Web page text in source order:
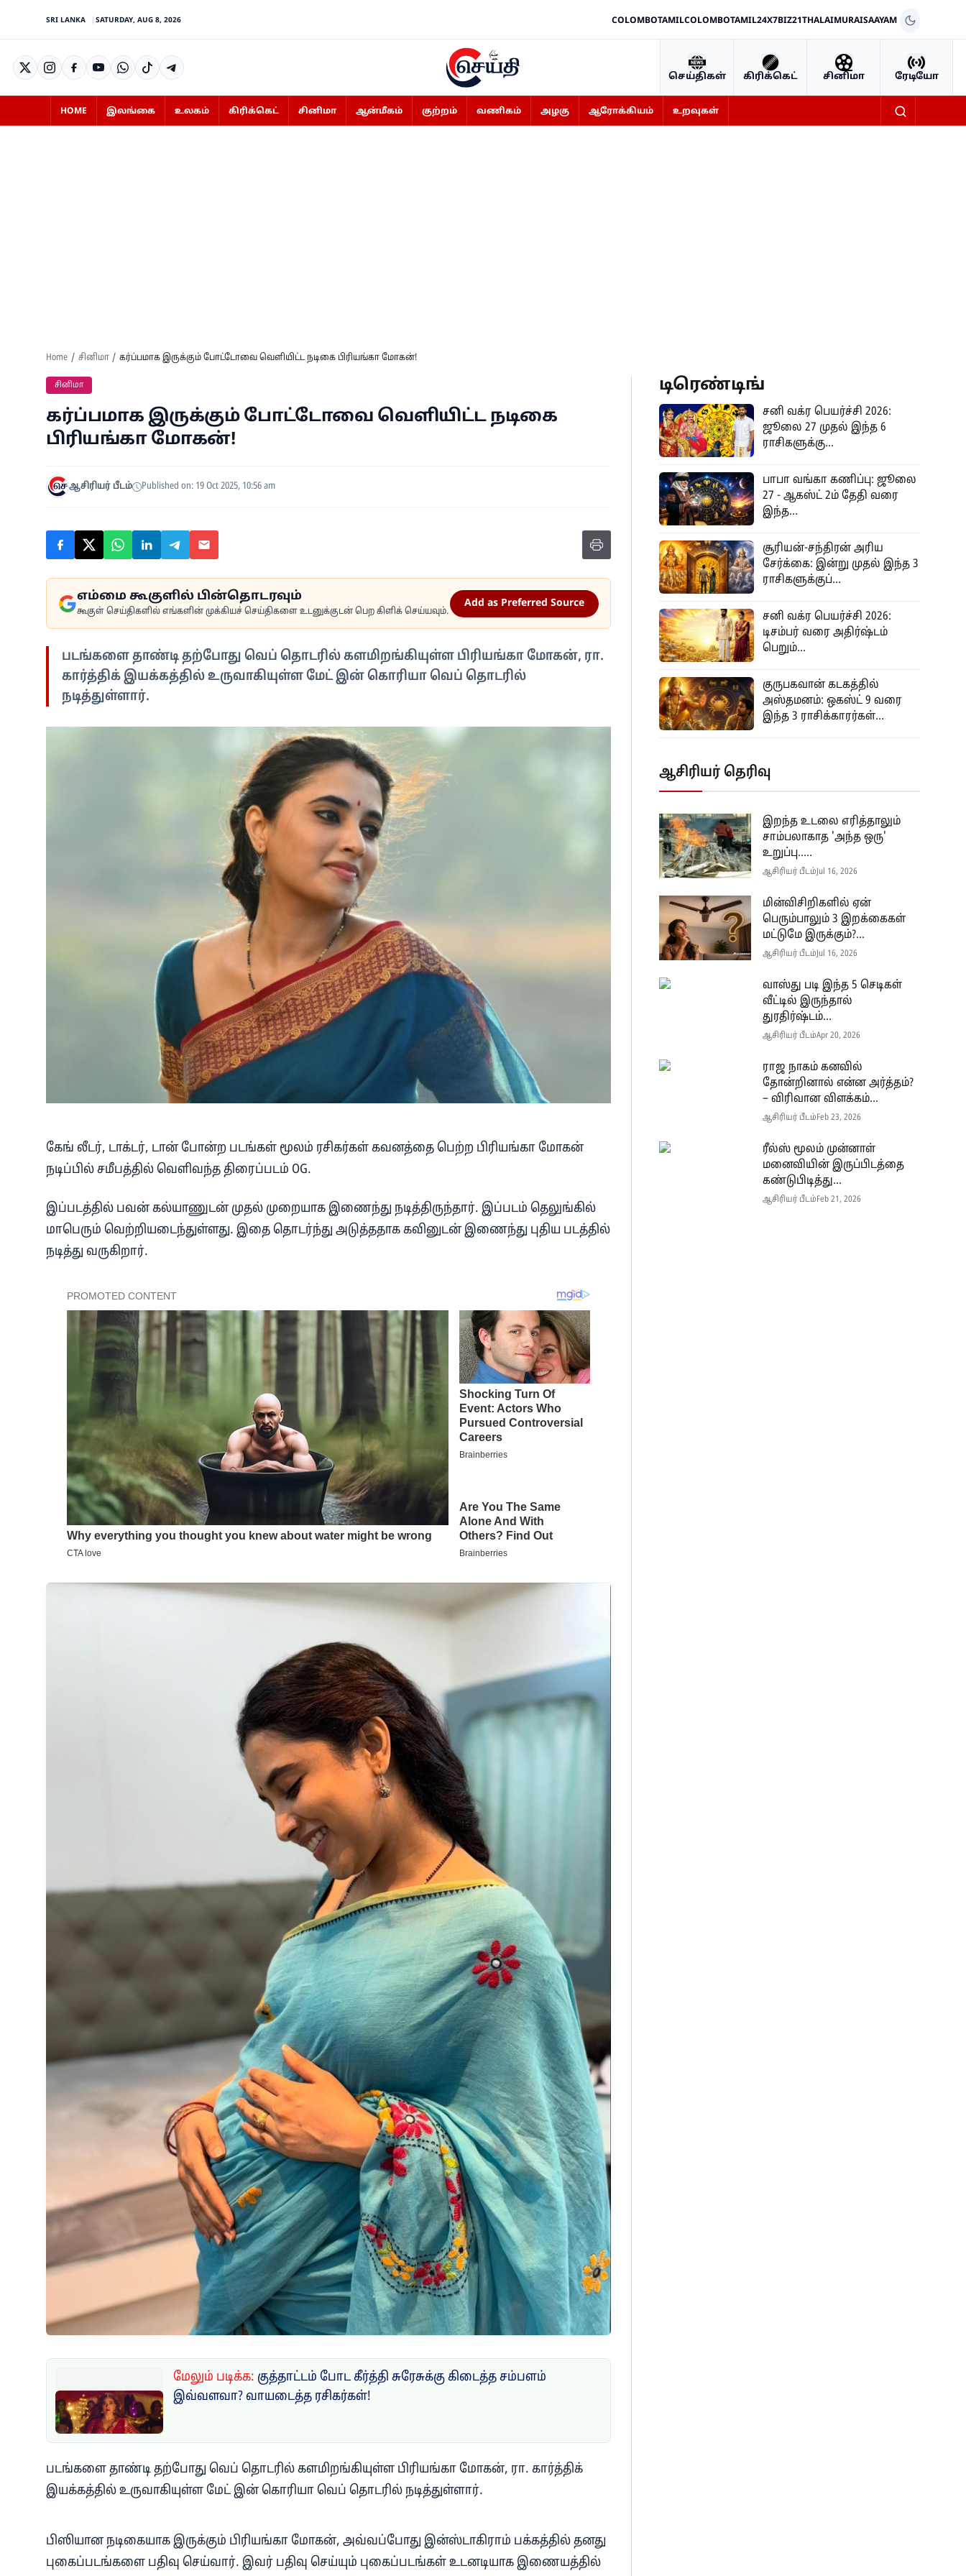
SRI LANKA SATURDAY, AUG 8, 2026 COLOMBOTAMILCOLOMBOTAMIL24X7BIZ21THALAIMURAISAAYAM
செய்திகள் கிரிக்கெட் சினிமா ரேடியோ
HOME இலங்கை உலகம் கிரிக்கெட் சினிமா ஆன்மீகம் குற்றம் வணிகம் அழகு ஆரோக்கியம் உறவுகள்
Home சினிமா கர்ப்பமாக இருக்கும் போட்டோவை வெளியிட்ட நடிகை பிரியங்கா மோகன்!
சினிமா
கர்ப்பமாக இருக்கும் போட்டோவை வெளியிட்ட நடிகை
பிரியங்கா மோகன்!
ஆசிரியர் பீடம் Published on: 19 Oct 2025, 10:56 am
எம்மை கூகுளில் பின்தொடரவும்
கூகுள் செய்திகளில் எங்களின் முக்கியச் செய்திகளை உடனுக்குடன் பெற கிளிக் செய்யவும்.
Add as Preferred Source
படங்களை தாண்டி தற்போது வெப் தொடரில் களமிறங்கியுள்ள பிரியங்கா மோகன், ரா.
கார்த்திக் இயக்கத்தில் உருவாகியுள்ள மேட் இன் கொரியா வெப் தொடரில்
நடித்துள்ளார்.
கேங் லீடர், டாக்டர், டான் போன்ற படங்கள் மூலம் ரசிகர்கள் கவனத்தை பெற்ற பிரியங்கா மோகன்
நடிப்பில் சமீபத்தில் வெளிவந்த திரைப்படம் OG.
இப்படத்தில் பவன் கல்யாணுடன் முதல் முறையாக இணைந்து நடித்திருந்தார். இப்படம் தெலுங்கில்
மாபெரும் வெற்றியடைந்துள்ளது. இதை தொடர்ந்து அடுத்ததாக கவினுடன் இணைந்து புதிய படத்தில்
நடித்து வருகிறார்.
மேலும் படிக்க: குத்தாட்டம் போட கீர்த்தி சுரேசுக்கு கிடைத்த சம்பளம்
இவ்வளவா? வாயடைத்த ரசிகர்கள்!
படங்களை தாண்டி தற்போது வெப் தொடரில் களமிறங்கியுள்ள பிரியங்கா மோகன், ரா. கார்த்திக்
இயக்கத்தில் உருவாகியுள்ள மேட் இன் கொரியா வெப் தொடரில் நடித்துள்ளார்.
பிஸியான நடிகையாக இருக்கும் பிரியங்கா மோகன், அவ்வப்போது இன்ஸ்டாகிராம் பக்கத்தில் தனது
புகைப்படங்களை பதிவு செய்வார். இவர் பதிவு செய்யும் புகைப்படங்கள் உடனடியாக இணையத்தில்
டிரெண்டிங்
சனி வக்ர பெயர்ச்சி 2026:
ஜூலை 27 முதல் இந்த 6
ராசிகளுக்கு...
பாபா வங்கா கணிப்பு: ஜூலை
27 - ஆகஸ்ட் 2ம் தேதி வரை
இந்த...
சூரியன்-சந்திரன் அரிய
சேர்க்கை: இன்று முதல் இந்த 3
ராசிகளுக்குப்...
சனி வக்ர பெயர்ச்சி 2026:
டிசம்பர் வரை அதிர்ஷ்டம்
பெறும்...
குருபகவான் கடகத்தில்
அஸ்தமனம்: ஒகஸ்ட் 9 வரை
இந்த 3 ராசிக்காரர்கள்...
ஆசிரியர் தெரிவு
இறந்த உடலை எரித்தாலும்
சாம்பலாகாத 'அந்த ஒரு'
உறுப்பு.....
ஆசிரியர் பீடம் Jul 16, 2026
மின்விசிறிகளில் ஏன்
பெரும்பாலும் 3 இறக்கைகள்
மட்டுமே இருக்கும்?...
ஆசிரியர் பீடம் Jul 16, 2026
வாஸ்து படி இந்த 5 செடிகள்
வீட்டில் இருந்தால்
துரதிர்ஷ்டம்...
ஆசிரியர் பீடம்Apr 20, 2026
ராஜ நாகம் கனவில்
தோன்றினால் என்ன அர்த்தம்?
– விரிவான விளக்கம்...
ஆசிரியர் பீடம்Feb 23, 2026
ரீல்ஸ் மூலம் முன்னாள்
மனைவியின் இருப்பிடத்தை
கண்டுபிடித்து...
ஆசிரியர் பீடம்Feb 21, 2026